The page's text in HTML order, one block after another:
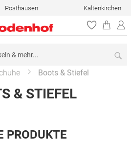
Posthausen Kaltenkirchen
Boots & Stiefel
& STIEFEL
PRODUKTE